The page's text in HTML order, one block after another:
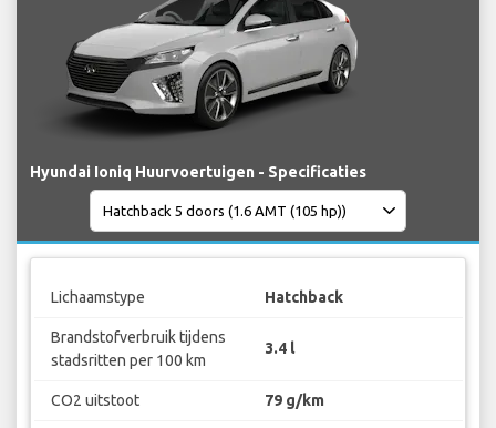
Hyundai Ioniq Huurvoertuigen - Specificaties
Lichaamstype Hatchback
Brandstofverbruik tijdens
stadsritten per 100 km
3.4 l
CO2 uitstoot 79 g/km